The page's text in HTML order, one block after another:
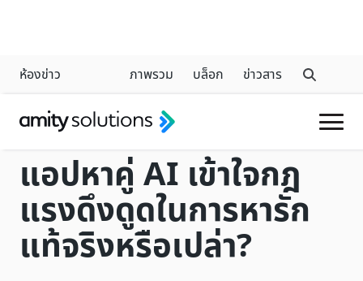
ห้องข่าว ภาพรวม บล็อก ข่าวสาร
GENERATIVE AI
แอปหาคู่ AI เข้าใจกฎ
แรงดึงดูดในการหารัก
แท้จริงหรือเปล่า?